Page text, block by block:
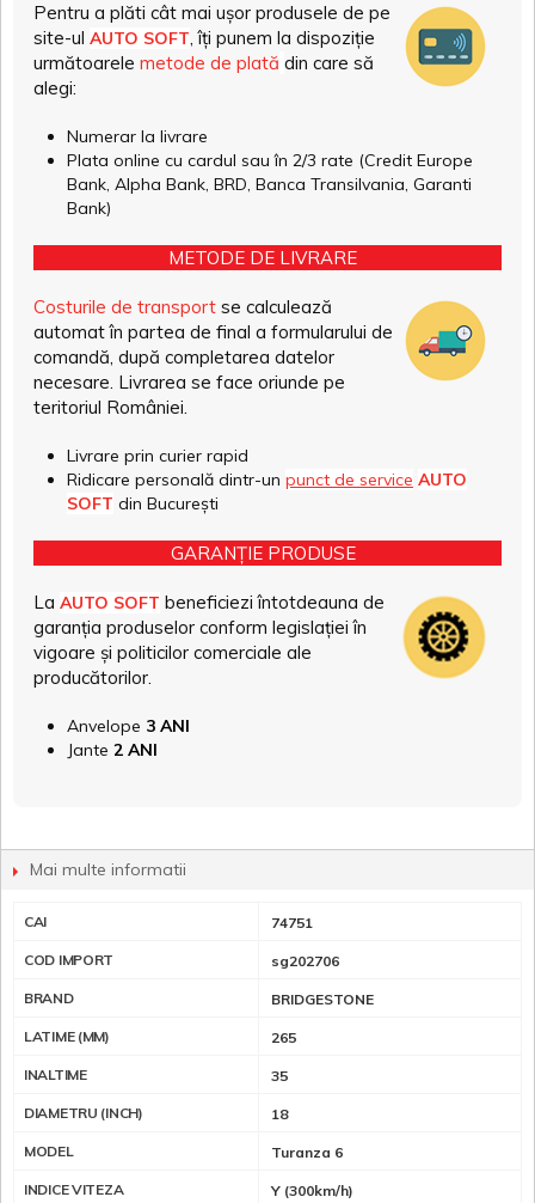
Pentru a plăti cât mai ușor produsele de pe
site-ul AUTO SOFT, îți punem la dispoziție
următoarele metode de plată din care să
alegi:
Numerar la livrare
Plata online cu cardul sau în 2/3 rate (Credit Europe
Bank, Alpha Bank, BRD, Banca Transilvania, Garanti
Bank)
METODE DE LIVRARE
Costurile de transport se calculează
automat în partea de final a formularului de
comandă, după completarea datelor
necesare. Livrarea se face oriunde pe
teritoriul României.
Livrare prin curier rapid
Ridicare personală dintr-un punct de service AUTO
SOFT din București
GARANȚIE PRODUSE
La AUTO SOFT beneficiezi întotdeauna de
garanția produselor conform legislației în
vigoare și politicilor comerciale ale
producătorilor.
Anvelope 3 ANI
Jante 2 ANI
Mai multe informatii
CAI 74751
COD IMPORT sg202706
BRAND BRIDGESTONE
LATIME (MM) 265
INALTIME 35
DIAMETRU (INCH) 18
MODEL Turanza 6
INDICE VITEZA Y (300km/h)